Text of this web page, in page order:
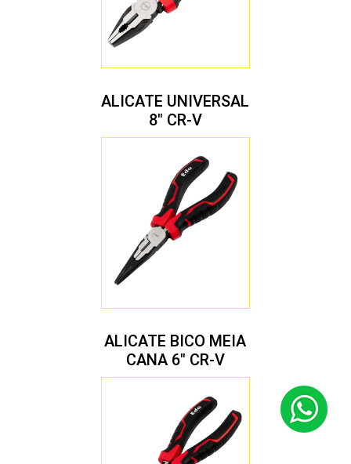
ALICATE UNIVERSAL
8″ CR-V
ALICATE BICO MEIA
CANA 6″ CR-V